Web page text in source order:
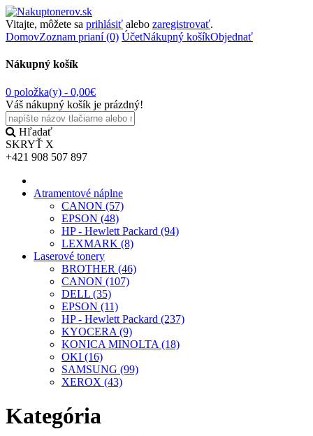
Vitajte, môžete sa prihlásiť alebo zaregistrovať.
DomovZoznam prianí (0) ÚčetNákupný košíkObjednať
Nákupný košík
0 položka(y) - 0,00€
Váš nákupný košík je prázdný!
Hľadať
SKRYŤ X
+421 908 507 897
Atramentové náplne
CANON (57)
EPSON (48)
HP - Hewlett Packard (94)
LEXMARK (8)
Laserové tonery
BROTHER (46)
CANON (107)
DELL (35)
EPSON (11)
HP - Hewlett Packard (237)
KYOCERA (9)
KONICA MINOLTA (18)
OKI (16)
SAMSUNG (99)
XEROX (43)
Kategória